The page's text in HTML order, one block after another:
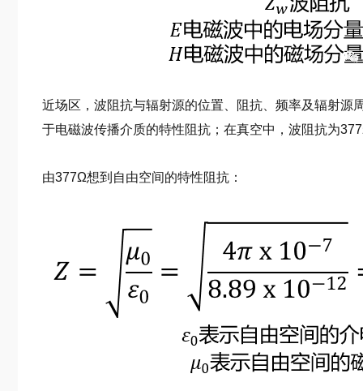
近场区，波阻抗与辐射源的位置、阻抗、频率及辐射源
于电磁波传播介质的特性阻抗；在真空中，波阻抗为
由377Ω想到自由空间的特性阻抗：